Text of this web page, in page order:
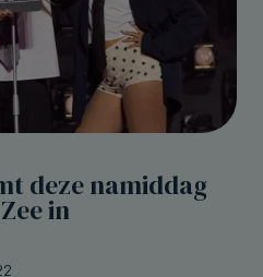
deze namiddag
in